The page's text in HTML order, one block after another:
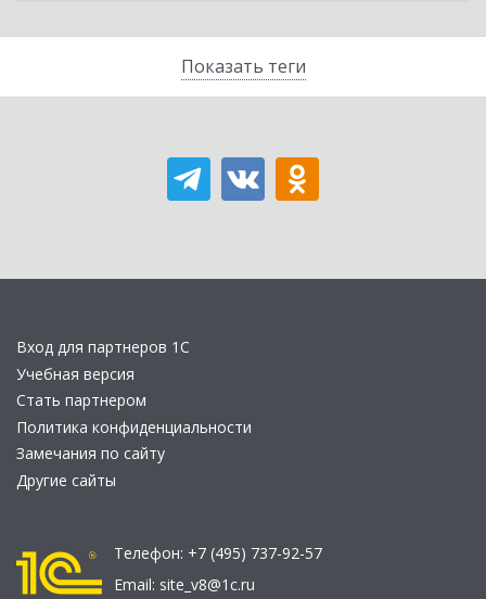
Показать теги
Вход для партнеров 1С
Учебная версия
Стать партнером
Политика конфиденциальности
Замечания по сайту
Другие сайты
Телефон: +7 (495) 737-92-57
Email: site_v8@1c.ru